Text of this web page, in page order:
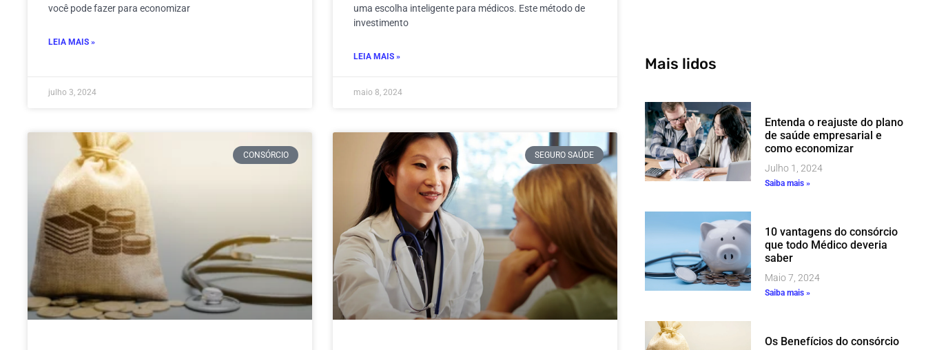
você pode fazer para economizar
LEIA MAIS »
julho 3, 2024
uma escolha inteligente para médicos. Este método de
investimento
LEIA MAIS »
maio 8, 2024
CONSÓRCIO SEGURO SAÚDE
Mais lidos
Entenda o reajuste do plano
de saúde empresarial e
como economizar
Julho 1, 2024
Saiba mais »
10 vantagens do consórcio
que todo Médico deveria
saber
Maio 7, 2024
Saiba mais »
Os Benefícios do consórcio